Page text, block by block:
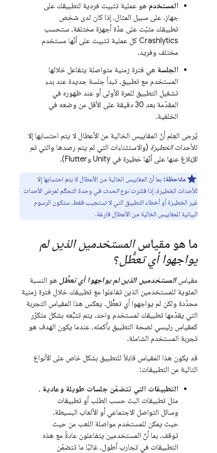
المستخدم هو عملية تثبيت فردية لتطبيقك على
جهاز. على سبيل المثال، إذا كان لدى شخص
تطبيقك مثبّت على عدّة أجهزة مختلفة، ستحسب
Crashlytics كل عملية تثبيت على أنّها مستخدم
مختلف وفريد.
الجلسة هي فترة زمنية متواصلة يتفاعل خلالها
المستخدم مع تطبيق. تبدأ جلسة جديدة عند بدء
تشغيل التطبيق للمرة الأولى أو عند ظهوره في
المقدّمة بعد 30 دقيقة على الأقل من وضعه في
الخلفية.
يُرجى العِلم أنّ المقاييس الخالية من الأعطال لا يتم احتسابها إلا
للأحداثالخطيرة (والاستثناءات التي لم يتم رصدها والتي تم
الإبلاغ عنها على أنّها خطيرة في Unity وFlutter).
ملاحظة: بما أنّ المقاييس الخالية من الأعطال لا يتم احتسابها إلا
للأحداث الخطيرة، إذا فلترتنوع الحدث في وحدة التحكّم لعرض الأحداث
غير الخطيرة أو أخطاء التطبيق التي لا تستجيب فقط، ستكون الرسوم
البيانية للمقاييس الخالية من الأعطال فارغة.
ما هو مقياسالمستخدمين الذين لم
يواجهوا أي تعطُّل؟
مقياسالمستخدمين الذين لم يواجهوا أي تعطُّل هو النسبة
المئوية للمستخدمين الذين تفاعلوا مع تطبيقك خلال فترة زمنية
محدّدة ولكن لم يواجهوا أي تعطُّل. يعكس هذا المقياس التجربة
التي يقدّمها تطبيقك لمستخدم واحد. يتم تتبُّعه بشكل متكرّر
كمقياس رئيسي لصحة التطبيق بأكمله، عندما يكون الهدف هو
تجربة المستخدم الشاملة.
قد يكون هذا المقياس قابلاً للتطبيق بشكل خاص على الأنواع
التالية من التطبيقات:
التطبيقات التي تتضمّن جلسات طويلة وعادية ،
مثل تطبيقات البث حسب الطلب أو تطبيقات
وسائل التواصل الاجتماعي أو الألعاب البسيطة،
حيث يمكن للمستخدم مواصلة اللعب من حيث
توقف. بما أنّ المستخدمين يتفاعلون عادةً مع هذه
التطبيقات في تجارب أطول، غالبًا ما تتضمّن